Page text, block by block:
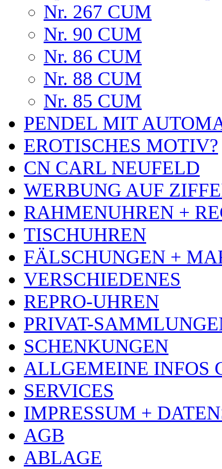
Nr. 267 CUM
Nr. 90 CUM
Nr. 86 CUM
Nr. 88 CUM
Nr. 85 CUM
PENDEL MIT
EROTISCHES MOTIV?
CN CARL NEUFELD
WERBUNG AUF
RAHMENUHREN +
TISCHUHREN
FÄLSCHUNGEN +
VERSCHIEDENES
REPRO-UHREN
PRIVAT-
SCHENKUNGEN
ALLGEMEINE INFOS
SERVICES
IMPRESSUM +
AGB
ABLAGE